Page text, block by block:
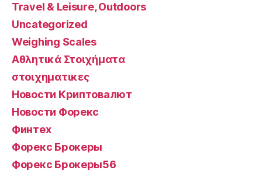
Travel & Leisure, Outdoors
Uncategorized
Weighing Scales
Αθλητικά Στοιχήματα
στοιχηματικες
Новости Криптовалют
Новости Форекс
Финтех
Форекс Брокеры
Форекс Брокеры56